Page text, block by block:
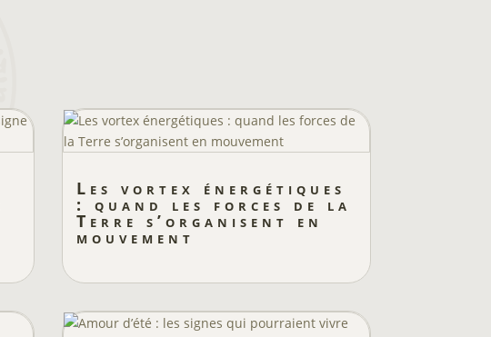
Les vortex énergétiques
: quand les forces de la
Terre s’organisent en
mouvement